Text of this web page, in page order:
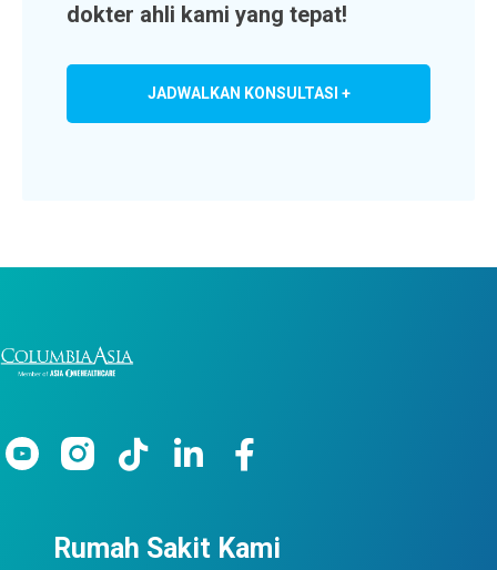
dokter ahli kami yang tepat!
JADWALKAN KONSULTASI +
Rumah Sakit Kami